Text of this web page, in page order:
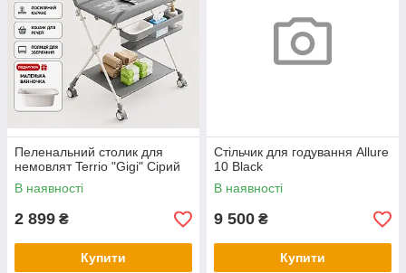
Пеленальний столик для
немовлят Terrio "Gigi" Сірий
В наявності
2 899 ₴
Купити
Стільчик для годування Allure
10 Black
В наявності
9 500 ₴
Купити